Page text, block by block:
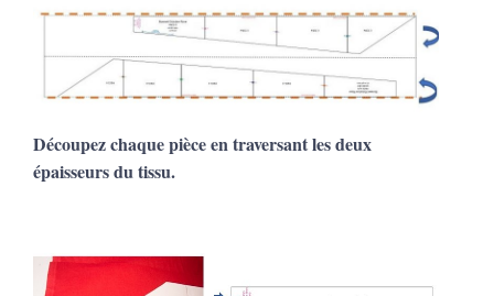
Découpez chaque pièce en traversant les deux
épaisseurs du tissu.